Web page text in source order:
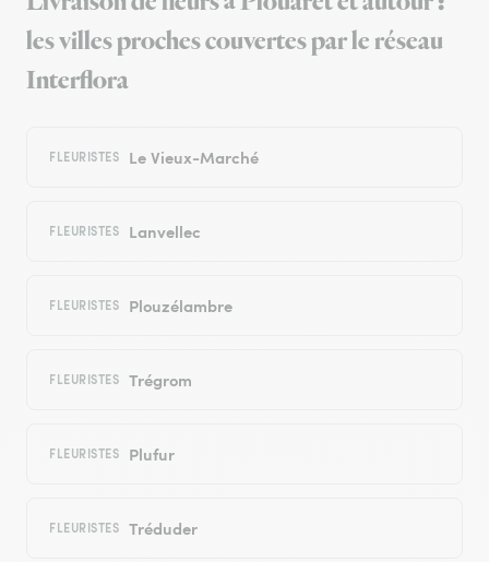
les villes proches couvertes par le réseau
Interflora
FLEURISTES Le Vieux-Marché
FLEURISTES Lanvellec
FLEURISTES Plouzélambre
FLEURISTES Trégrom
FLEURISTES Plufur
FLEURISTES Tréduder